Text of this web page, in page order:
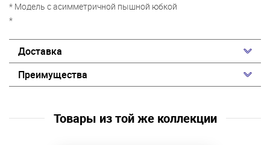
* Модель с асимметричной пышной юбкой
*
Доставка
Преимущества
Товары из той же коллекции